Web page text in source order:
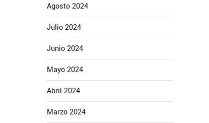
Agosto 2024
Julio 2024
Junio 2024
Mayo 2024
Abril 2024
Marzo 2024